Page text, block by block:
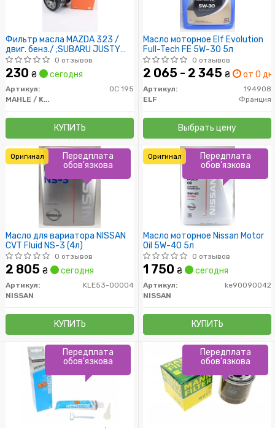
Фильтр масла MAZDA 323 /
двиг. бенз./ ;SUBARU JUSTY
H=65MM
0 отзывов
230 ₴ сегодня
Артикул:
OC 195
MAHLE / KNECHT
КУПИТЬ
Масло моторное Elf Evolution
Full-Tech FE 5W-30 5л
0 отзывов
2 065 - 2 345 ₴ от 0 дн.
Артикул:
194908
ELF
Франция
Выбрать цену
Масло для вариатора NISSAN
CVT Fluid NS-3 (4л)
0 отзывов
2 805 ₴ сегодня
Артикул:
KLE53-00004
NISSAN
КУПИТЬ
Передплата
обов'язкова
Оригинал
Масло моторное Nissan Motor
Oil 5W-40 5л
0 отзывов
1 750 ₴ сегодня
Артикул:
ke90090042
NISSAN
КУПИТЬ
Передплата
обов'язкова
Оригинал
Передплата
обов'язкова
Передплата
обов'язкова